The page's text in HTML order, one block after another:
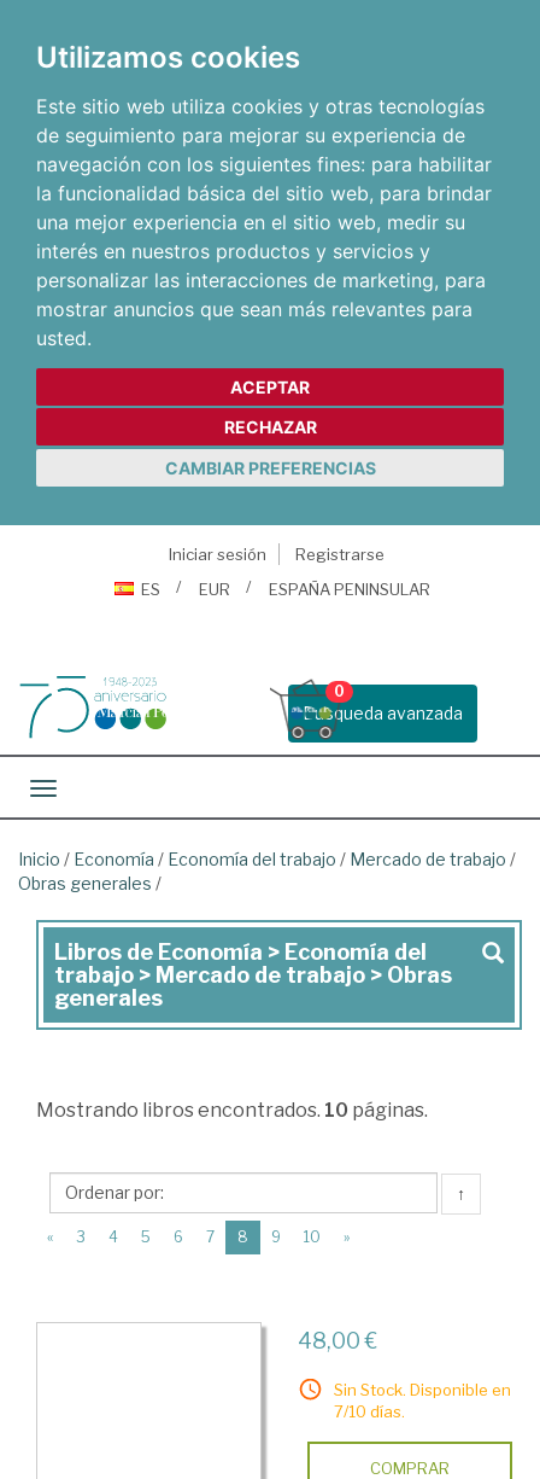
Utilizamos cookies
Este sitio web utiliza cookies y otras tecnologías
de seguimiento para mejorar su experiencia de
navegación con los siguientes fines: para habilitar
la funcionalidad básica del sitio web, para brindar
una mejor experiencia en el sitio web, medir su
interés en nuestros productos y servicios y
personalizar las interacciones de marketing, para
mostrar anuncios que sean más relevantes para
usted.
ACEPTAR
RECHAZAR
CAMBIAR PREFERENCIAS
Iniciar sesión
Registrarse
ES
EUR ESPAÑA PENINSULAR
Busqueda avanzada
0
Toggle navigation
Inicio / Economía / Economía del trabajo / Mercado de trabajo /
Obras generales /
Libros
de
Economía
Economía
trabajo
>
trabajo
Libros de Economía > Economía del
trabajo > Mercado de trabajo > Obras
generales
Mostrando libros encontrados. 10 páginas.
↑
« 3 4 5 6 7 8 (current)
9 10 »
48,00 €
Sin Stock. Disponible en
7/10 días.
COMPRAR